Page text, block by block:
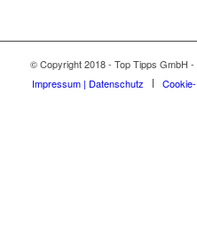
© Copyright 2018 - Top Tipps GmbH
Impressum | Datenschutz